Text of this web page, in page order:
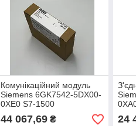
Комунікаційний модуль
Siemens 6GK7542-5DX00-
0XE0 S7-1500
44 067,69₴ 24